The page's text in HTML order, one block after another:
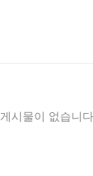
게시물이 없습니다.